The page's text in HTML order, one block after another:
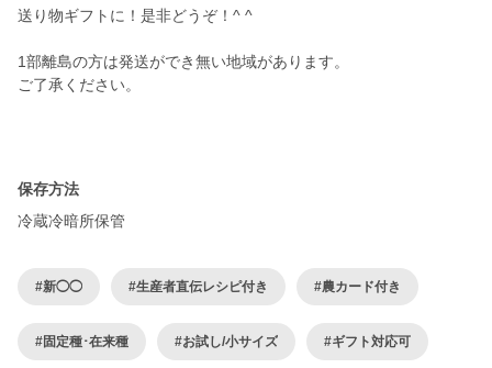
送り物ギフトに！是非どうぞ！^ ^
1部離島の方は発送ができ無い地域があります。
ご了承ください。
保存方法
冷蔵冷暗所保管
#新◯◯ #生産者直伝レシピ付き #農カード付き
#固定種･在来種 #お試し/小サイズ #ギフト対応可